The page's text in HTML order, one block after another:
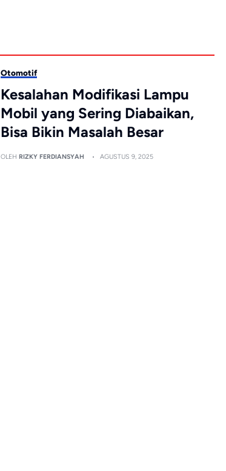
Otomotif
Kesalahan Modifikasi Lampu
Mobil yang Sering Diabaikan,
Bisa Bikin Masalah Besar
OLEH RIZKY FERDIANSYAH AGUSTUS 9, 2025